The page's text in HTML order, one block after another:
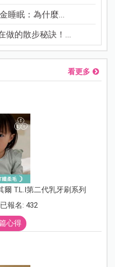
睡眠：為什麼...
做的散步秘訣！...
看更多
爾 T.L.I第二代乳牙刷系列
報名: 432
心得